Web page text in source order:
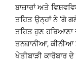
ਬਾਜ਼ਾਰਾਂ ਅਤੇ
ਤਹਿਤ ਉਨ੍ਹਾਂ ਨੇ ‘ਗੋ
ਤਹਿਤ ਹੁਣ
ਤਨਜ਼ਾਨੀਆ, ਕੀਨੀਆ
ਖੇਤੀਬਾੜੀ ਕਾਰੋਬਾਰ